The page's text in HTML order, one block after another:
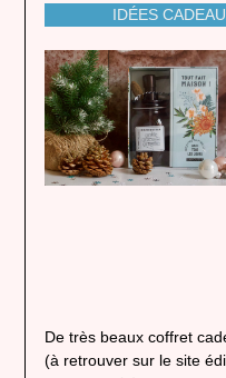
IDÉES
De très beaux coffret
(à retrouver sur le site